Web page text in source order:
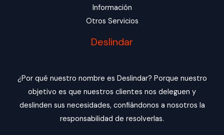
Información
Otros Servicios
Deslindar
¿Por qué nuestro nombre es Deslindar? Porque nuestro
objetivo es que nuestros clientes nos deleguen y
deslinden sus necesidades, confiándonos a nosotros la
responsabilidad de resolverlas.